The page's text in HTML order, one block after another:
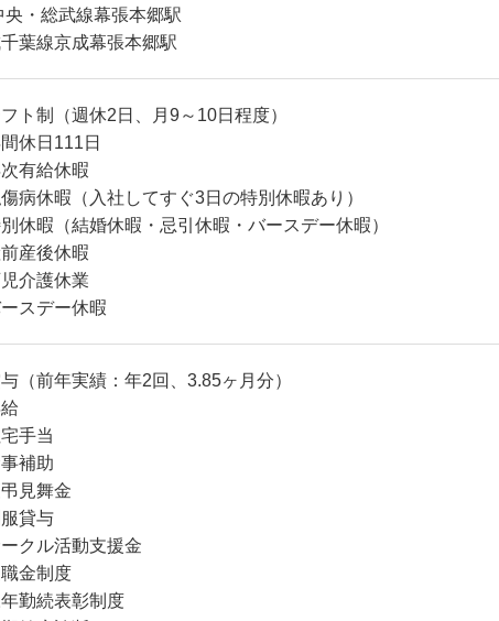
央・総武線幕張本郷駅
葉線京成幕張本郷駅
フト制（週休2日、月9～10日程度）
間休日111日
次有給休暇
傷病休暇（入社してすぐ3日の特別休暇あり）
別休暇（結婚休暇・忌引休暇・バースデー休暇）
前産後休暇
児介護休業
ースデー休暇
与（前年実績：年2回、3.85ヶ月分）
給
宅手当
事補助
弔見舞金
服貸与
ークル活動支援金
職金制度
年勤続表彰制度